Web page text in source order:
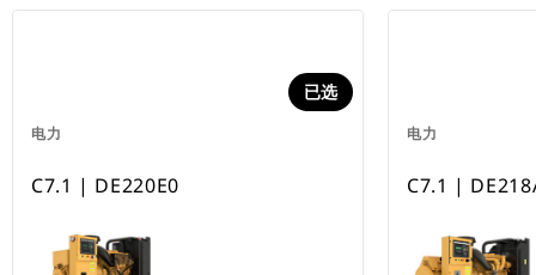
电力
已选
C7.1 | DE220E0
电力
C7.1 |